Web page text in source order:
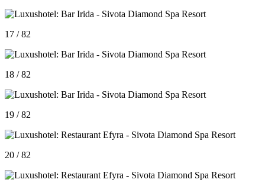
17 / 82
18 / 82
19 / 82
20 / 82